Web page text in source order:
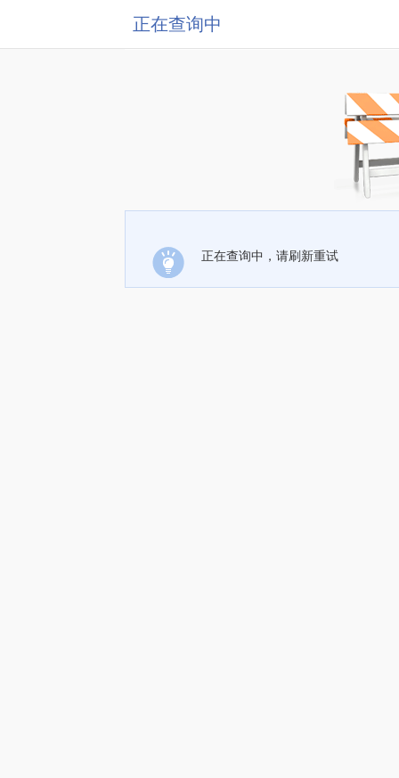
正在查询中
正在查询中，请刷新重试